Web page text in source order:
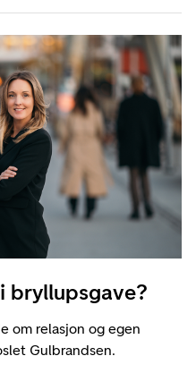
bryllupsgave?
om relasjon og egen
Gulbrandsen.